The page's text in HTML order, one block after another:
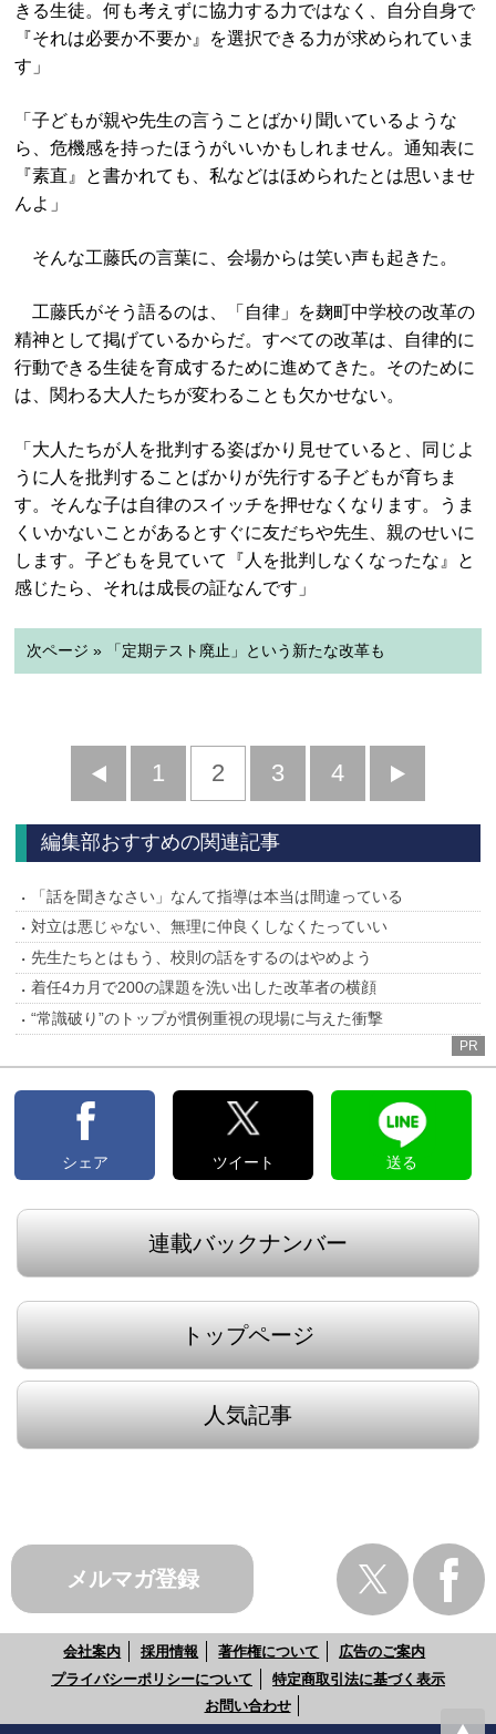
きる生徒。何も考えずに協力する力ではなく、自分自身で
『それは必要か不要か』を選択できる力が求められていま
す」
「子どもが親や先生の言うことばかり聞いているような
ら、危機感を持ったほうがいいかもしれません。通知表に
『素直』と書かれても、私などはほめられたとは思いませ
んよ」
そんな工藤氏の言葉に、会場からは笑い声も起きた。
工藤氏がそう語るのは、「自律」を麹町中学校の改革の
精神として掲げているからだ。すべての改革は、自律的に
行動できる生徒を育成するために進めてきた。そのために
は、関わる大人たちが変わることも欠かせない。
「大人たちが人を批判する姿ばかり見せていると、同じよ
うに人を批判することばかりが先行する子どもが育ちま
す。そんな子は自律のスイッチを押せなくなります。うま
くいかないことがあるとすぐに友だちや先生、親のせいに
します。子どもを見ていて『人を批判しなくなったな』と
感じたら、それは成長の証なんです」
次ページ » 「定期テスト廃止」という新たな改革も
前
へ
1 2 3 4
へ
編集部おすすめの関連記事
「話を聞きなさい」なんて指導は本当は間違っている
対立は悪じゃない、無理に仲良くしなくたっていい
先生たちとはもう、校則の話をするのはやめよう
着任4カ月で200の課題を洗い出した改革者の横顔
“常識破り”のトップが慣例重視の現場に与えた衝撃
PR
シェア ツイート 送る
連載バックナンバー
トップページ
人気記事
メルマガ登録
会社案内 採用情報 著作権について
広告のご案内
プライバシーポリシーについて
特定商取引法に基づく表示
お問い合わせ